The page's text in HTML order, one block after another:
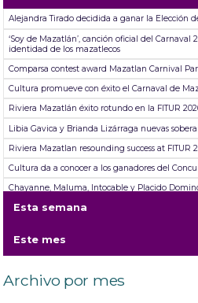
Alejandra Tirado decidida a ganar la Elección
‘Soy de Mazatlán’, canción oficial del Carnaval
identidad de los mazatlecos
Comparsa contest award Mazatlan Carnival
Cultura promueve con éxito el Carnaval de
Riviera Mazatlán éxito rotundo en la FITUR
Libia Gavica y Brianda Lizárraga nuevas
Riviera Mazatlan resounding success at FITUR
Cultura da a conocer a los ganadores del
Chayanne, Maluma, Intocable y Placido
Esta semana
Este mes
Archivo por mes